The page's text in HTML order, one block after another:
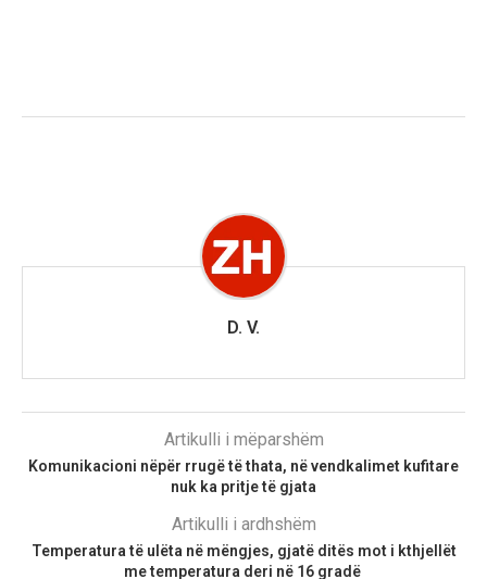
D. V.
Artikulli i mëparshëm
Komunikacioni nëpër rrugë të thata, në vendkalimet kufitare
nuk ka pritje të gjata
Artikulli i ardhshëm
Temperatura të ulëta në mëngjes, gjatë ditës mot i kthjellët
me temperatura deri në 16 gradë